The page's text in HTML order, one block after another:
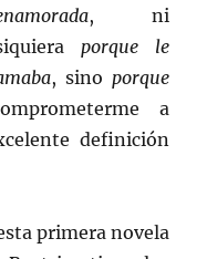
, ni
porque le
, sino porque
a
definición
primera novela